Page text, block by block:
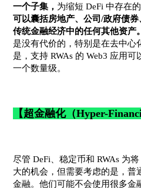
一个子集， 为缩短 DeFi 中存在
可以囊括房地产、公司/政府债
传统金融经济中的任何其他资产
是没有代价的，特别是在去中心
是，支持 RWAs 的 Web3 应用
一个数量级。
【超金融化（Hyper-
尽管 DeFi、稳定币和 RWAs 为
大的机会，但需要考虑的是，普
金融。他们可能不会使用很多金